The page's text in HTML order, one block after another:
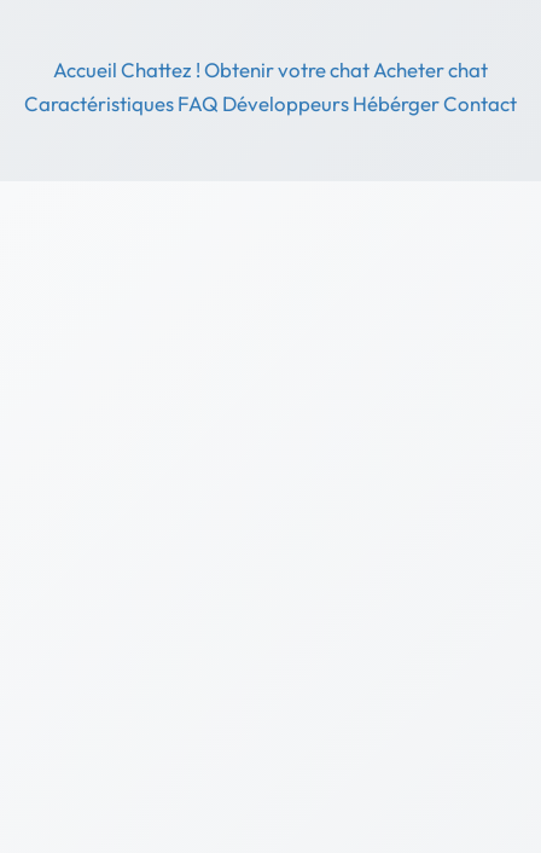
AccueilChattez !Obtenir votre chatAcheter chat
CaractéristiquesFAQ DéveloppeursHébérgerContact